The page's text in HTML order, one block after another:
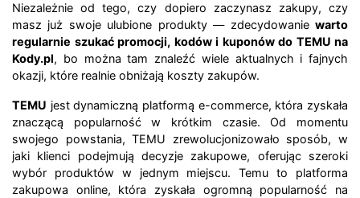
Niezależnie od tego, czy dopiero zaczynasz zakupy, czy
masz już swoje ulubione produkty — zdecydowanie warto
regularnie szukać promocji, kodów i kuponów do TEMU na
Kody.pl, bo można tam znaleźć wiele aktualnych i fajnych
okazji, które realnie obniżają koszty zakupów.
TEMU jest dynamiczną platformą e-commerce, która zyskała
znaczącą popularność w krótkim czasie. Od momentu
swojego powstania, TEMU zrewolucjonizowało sposób, w
jaki klienci podejmują decyzje zakupowe, oferując szeroki
wybór produktów w jednym miejscu. Temu to platforma
zakupowa online, która zyskała ogromną popularność na